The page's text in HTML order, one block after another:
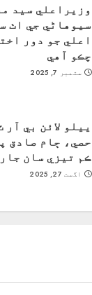
وزيراعلي سيد
سيوهاڻي جي اٺ
اعلي جو دور
چڪو آهي
ستمبر 7, 2025
ييلو لائن بي
حصي، ڄام صادق
ڪم تيزي سان
اگست 27, 2025